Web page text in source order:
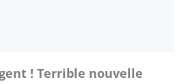
! Terrible nouvelle